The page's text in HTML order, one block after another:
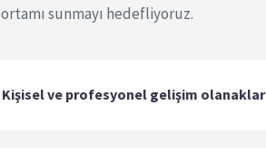
ortamı sunmayı hedefliyoruz.
Kişisel ve profesyonel gelişim